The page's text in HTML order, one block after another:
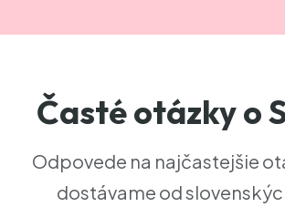
Časté otázky o
Odpovede na najčastejšie
dostávame od